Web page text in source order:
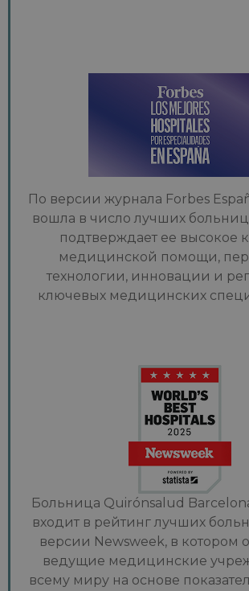
По версии журнала Forbes
вошла в число лучших больниц
подтверждает ее высокое
медицинской помощи,
технологии, инновации и
ключевых медицинских
Больница Quirónsalud
входит в рейтинг лучших
версии Newsweek, в котором
ведущие медицинские
всему миру на основе